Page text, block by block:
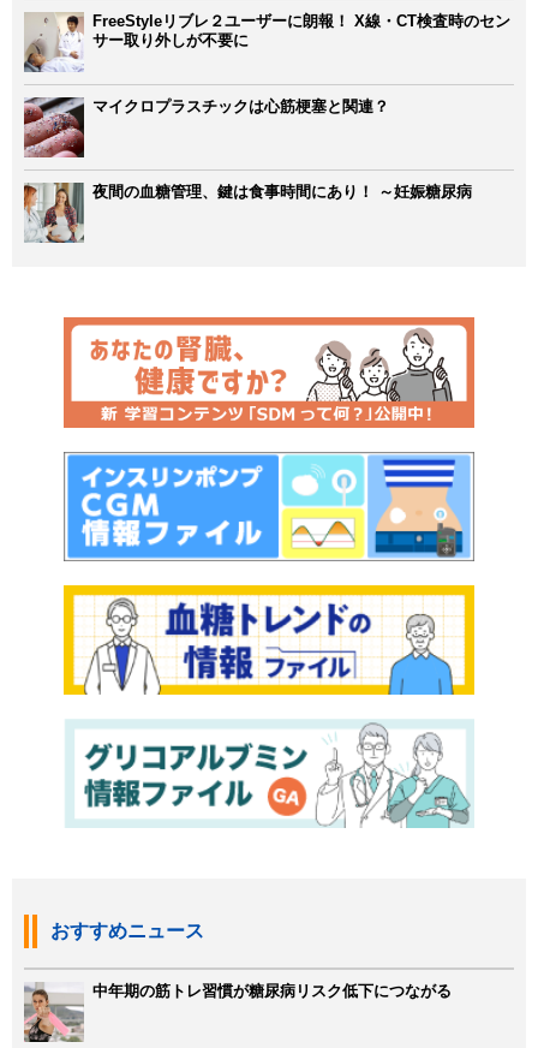
FreeStyleリブレ２ユーザーに朗報！ X線・CT検査時のセン
サー取り外しが不要に
マイクロプラスチックは心筋梗塞と関連？
夜間の血糖管理、鍵は食事時間にあり！ ～妊娠糖尿病
おすすめニュース
中年期の筋トレ習慣が糖尿病リスク低下につながる